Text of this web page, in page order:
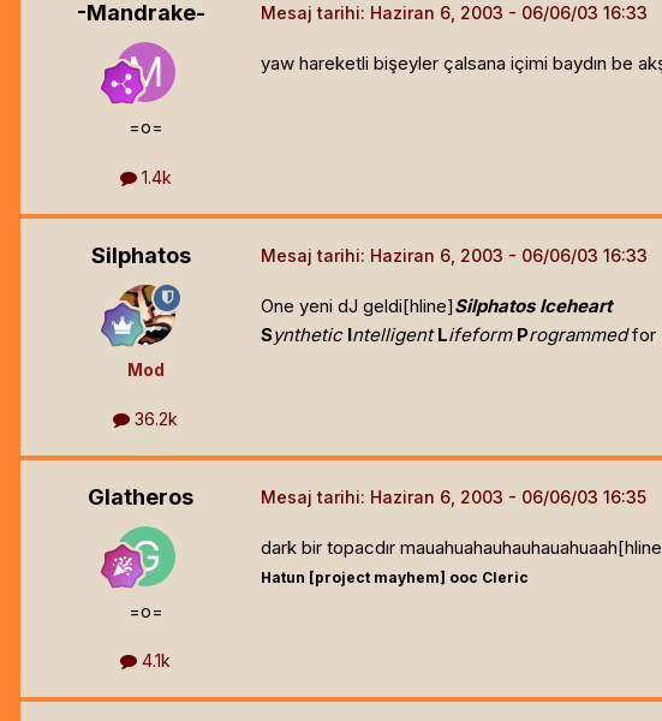
-Mandrake-
=o=
1.4k
Mesaj tarihi: Haziran 6, 2003
yaw hareketli bişeyler çalsana içimi baydın be
Silphatos
Mod
36.2k
Mesaj tarihi: Haziran 6, 2003
One yeni dJ geldi[hline]Silphatos Iceheart
Synthetic Intelligent Lifeform Programmedfor
Glatheros
=o=
4.1k
Mesaj tarihi: Haziran 6, 2003
dark bir topacdır
Hatun [project mayhem] ooc Cleric